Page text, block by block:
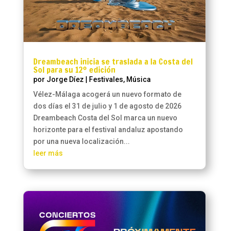
Dreambeach inicia se traslada a la Costa del
Sol para su 12º edición
por Jorge Díez Festivales, Música
Vélez-Málaga acogerá un nuevo formato de
dos días el 31 de julio y 1 de agosto de 2026
Dreambeach Costa del Sol marca un nuevo
horizonte para el festival andaluz apostando
por una nueva localización...
leer más